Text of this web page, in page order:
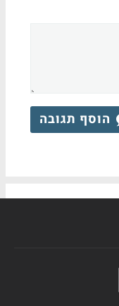
הוסף תגובה